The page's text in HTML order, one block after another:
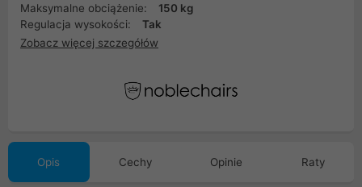
Maksymalne obciążenie:
150 kg
Regulacja wysokości:
Tak
Zobacz więcej szczegółów
Opis Cechy Opinie Raty